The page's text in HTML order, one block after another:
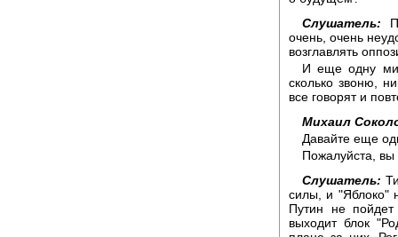
Слушатель:
очень, очень
возглавлять
И еще одну
сколько звоню,
все говорят и
Михаил
Давайте еще
Пожалуйста,
Слушатель:
силы, и "Яблоко"
Путин не
выходит блок